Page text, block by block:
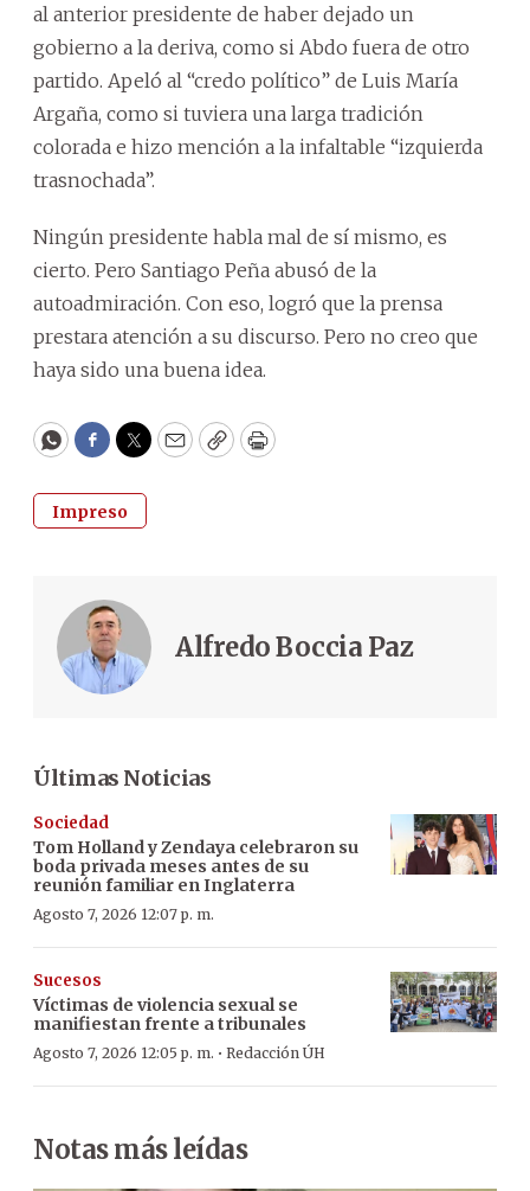
al anterior presidente de haber dejado un
gobierno a la deriva, como si Abdo fuera de otro
partido. Apeló al “credo político” de Luis María
Argaña, como si tuviera una larga tradición
colorada e hizo mención a la infaltable “izquierda
trasnochada”.
Ningún presidente habla mal de sí mismo, es
cierto. Pero Santiago Peña abusó de la
autoadmiración. Con eso, logró que la prensa
prestara atención a su discurso. Pero no creo que
haya sido una buena idea.
WhatsApp
Facebook
Twitter
EmailCopyPrint
Impreso
Alfredo Boccia Paz
Últimas Noticias
Sociedad
Tom Holland y Zendaya celebraron su
boda privada meses antes de su
reunión familiar en Inglaterra
Agosto 7, 2026 12:07 p. m.
Sucesos
Víctimas de violencia sexual se
manifiestan frente a tribunales
Agosto 7, 2026 12:05 p. m. · Redacción ÚH
Notas más leídas